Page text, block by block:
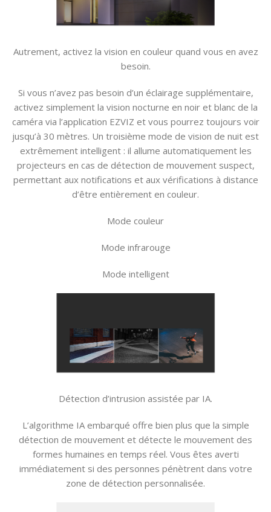
Autrement, activez la vision en couleur quand vous en avez
besoin.
Si vous n’avez pas besoin d’un éclairage supplémentaire,
activez simplement la vision nocturne en noir et blanc de la
caméra via l’application EZVIZ et vous pourrez toujours voir
jusqu’à 30 mètres. Un troisième mode de vision de nuit est
extrêmement intelligent : il allume automatiquement les
projecteurs en cas de détection de mouvement suspect,
permettant aux notifications et aux vérifications à distance
d’être entièrement en couleur.
Mode couleur
Mode infrarouge
Mode intelligent
Détection d’intrusion assistée par IA.
L’algorithme IA embarqué offre bien plus que la simple
détection de mouvement et détecte le mouvement des
formes humaines en temps réel. Vous êtes averti
immédiatement si des personnes pénètrent dans votre
zone de détection personnalisée.